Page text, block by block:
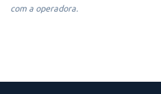
com a operadora.